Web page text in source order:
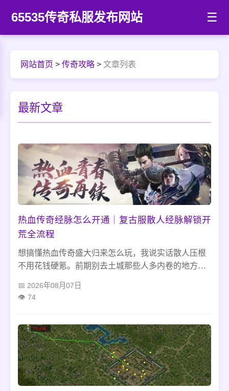
65535传奇私服发布网站 ☰
网站首页 > 传奇攻略 > 文章列表
最新文章
热血传奇经脉怎么开通｜复古服散人经脉解锁开
荒全流程
想搞懂热血传奇盛大归来怎么玩，我说实话散人压根
不用花钱硬氪。前期别去土城那些人多内卷的地方，
浅层就行。别乱碰装备合成、私聊交易那些套路，我
2026年08月07日
74